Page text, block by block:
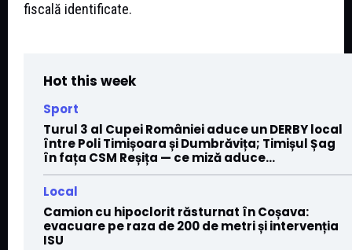
fiscală identificate.
Hot this week
Sport
Turul 3 al Cupei României aduce un DERBY local
între Poli Timișoara și Dumbrăvița; Timișul Șag
în fața CSM Reșița — ce miză aduce...
Local
Camion cu hipoclorit răsturnat în Coșava:
evacuare pe raza de 200 de metri și intervenția
ISU